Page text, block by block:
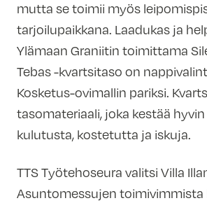
mutta se toimii myös
tarjoilupaikkana. Laadukas ja
Ylämaan Graniitin toimittama
Tebas -kvartsitaso on
Kosketus-ovimallin pariksi.
tasomateriaali, joka kestää hyvin
kulutusta, kostetutta ja iskuja.
TTS Työtehoseura valitsi Villa
Asuntomessujen toimivimmista